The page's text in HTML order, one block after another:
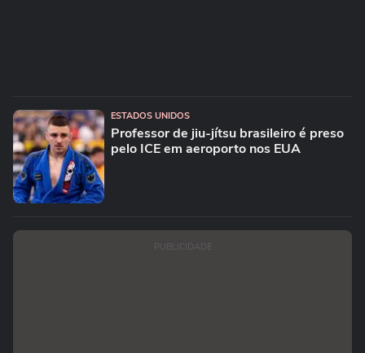
ESTADOS UNIDOS
Professor de jiu-jítsu brasileiro é preso
pelo ICE em aeroporto nos EUA
PUBLICIDADE